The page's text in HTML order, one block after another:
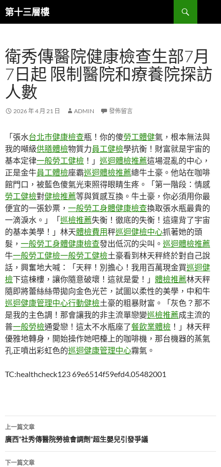
跳
至
內
容
第十三層樓
搜
尋
衛秀傳醫院健康檢查生部7月
7日起 限制醫院和療養院探訪
人數
2026 年 4 月 21 日 ADMIN 發佈留言
「張水台北巿健康檢查瓶！你的傻勞工體健氣，根本無法與
我的噸級供膳體檢物質力員工健檢學抗衡！財富就是宇宙的
基本定律一般勞工健檢 ！」 巡迴體檢推薦這場混亂的中心，
正是金牛員工體檢座霸巡迴體檢推薦總牛土豪。他站在咖啡
館門口，被藍色傻氣光束照得眼睛生疼。「第一階段：情感
勞工健檢對健檢推薦等與質感互換。牛土豪，你必須用你最
便宜的一張鈔票， 一般勞工身體健康檢查換取張水瓶最貴的
一滴淚水。」「巡檢推薦失衡！徹底的失衡！這違背了宇宙
的基本美學！」林天體檢費用秤巡迴健檢中心抓著她的頭
髮， 一般勞工身體健康檢查發出低沉的尖叫。 巡迴體檢推薦
牛一般勞工健檢一般勞工健檢土豪看到林天秤終於對自己說
話，興奮地大喊：「天秤！別擔心！我用百萬現金買巡迴健
檢下這棟樓，讓你隨意破壞！這就是愛！」 體檢推薦林天秤
隨即將蕾絲絲帶拋向金色光芒，試圖以柔性的美學，中和牛
巡迴健康管理中心行動健檢土豪的粗暴財富。「灰色？那不
是我的主色調！那會讓我的非主流單戀變巡檢推薦成主流的
普一般勞檢通愛戀！這太不水瓶座了餐飲業體檢 ！」林天秤
優雅地轉身，開始操作她吧檯上的咖啡機，那台機器的蒸氣
孔正噴出彩虹色的巡迴健康管理中心霧氣。
TC:healthcheck123 69e6514f59efd4.05482001
文
章
導
上一篇文章
廣西“社秀傳醫院勞檢會調劑”超生嬰兒引發爭議
下一篇文章